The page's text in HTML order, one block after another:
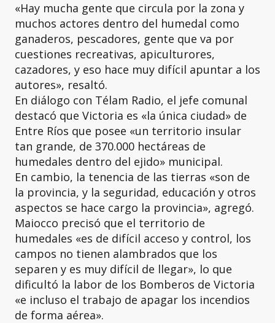
«Hay mucha gente que circula por la zona y
muchos actores dentro del humedal como
ganaderos, pescadores, gente que va por
cuestiones recreativas, apiculturores,
cazadores, y eso hace muy difícil apuntar a los
autores», resaltó.
En diálogo con Télam Radio, el jefe comunal
destacó que Victoria es «la única ciudad» de
Entre Ríos que posee «un territorio insular
tan grande, de 370.000 hectáreas de
humedales dentro del ejido» municipal.
En cambio, la tenencia de las tierras «son de
la provincia, y la seguridad, educación y otros
aspectos se hace cargo la provincia», agregó.
Maiocco precisó que el territorio de
humedales «es de difícil acceso y control, los
campos no tienen alambrados que los
separen y es muy difícil de llegar», lo que
dificultó la labor de los Bomberos de Victoria
«e incluso el trabajo de apagar los incendios
de forma aérea».